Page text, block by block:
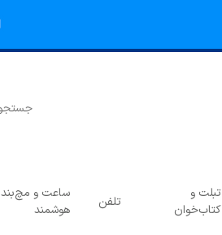
تبلت و
کتاب‌خوان
تلفن
ساعت و مچ‌بند
هوشمند